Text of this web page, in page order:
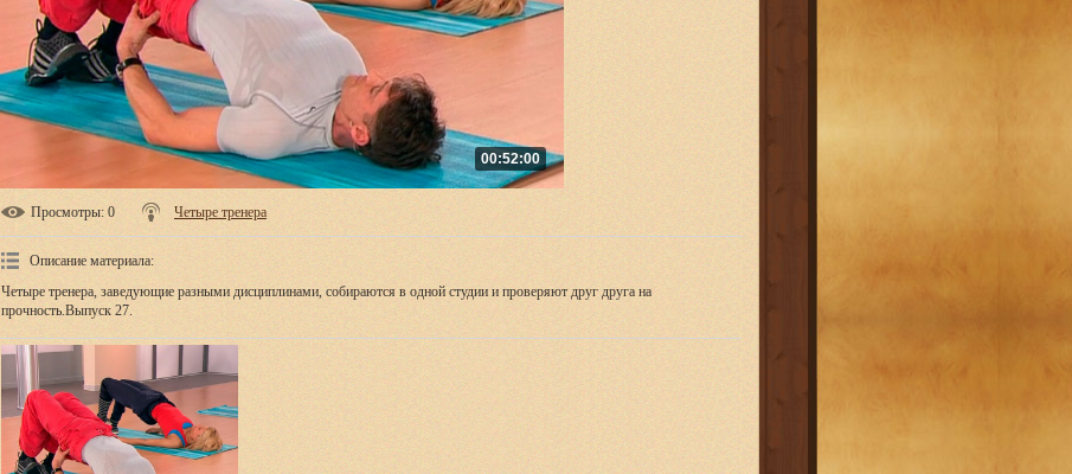
00:52:00
Просмотры: 0 Четыре тренера
Описание материала:
Четыре тренера, заведующие разными дисциплинами, собираются в одной студии и проверяют друг друга на
прочность.Выпуск 27.